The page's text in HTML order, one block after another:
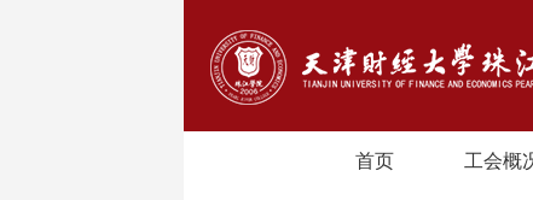
首页 工会概